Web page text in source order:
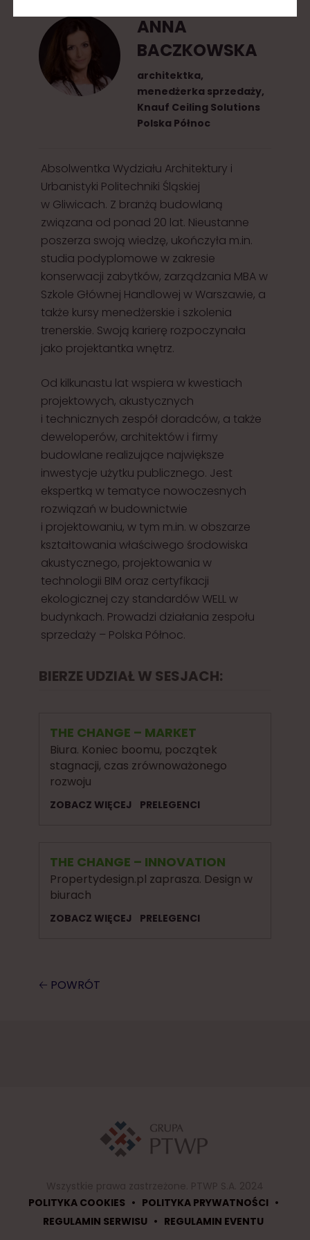
ANNA
BACZKOWSKA
architektka,
menedżerka sprzedaży,
Knauf Ceiling Solutions
Polska Północ
Absolwentka Wydziału Architektury i
Urbanistyki Politechniki Śląskiej
w Gliwicach. Z branżą budowlaną
związana od ponad 20 lat. Nieustanne
poszerza swoją wiedzę, ukończyła m.in.
studia podyplomowe w zakresie
konserwacji zabytków, zarządzania MBA w
Szkole Głównej Handlowej w Warszawie, a
także kursy menedżerskie i szkolenia
trenerskie. Swoją karierę rozpoczynała
jako projektantka wnętrz.
Od kilkunastu lat wspiera w kwestiach
projektowych, akustycznych
i technicznych zespół doradców, a także
deweloperów, architektów i firmy
budowlane realizujące największe
inwestycje użytku publicznego. Jest
ekspertką w tematyce nowoczesnych
rozwiązań w budownictwie
i projektowaniu, w tym m.in. w obszarze
kształtowania właściwego środowiska
akustycznego, projektowania w
technologii BIM oraz certyfikacji
ekologicznej czy standardów WELL w
budynkach. Prowadzi działania zespołu
sprzedaży – Polska Północ.
BIERZE UDZIAŁ W SESJACH:
THE CHANGE – MARKET
Biura. Koniec boomu, początek
stagnacji, czas zrównoważonego
rozwoju
ZOBACZ WIĘCEJ PRELEGENCI
THE CHANGE – INNOVATION
Propertydesign.pl zaprasza. Design w
biurach
ZOBACZ WIĘCEJ PRELEGENCI
🡠 POWRÓT
POLITYKA COOKIES • POLITYKA PRYWATNOŚCI •
REGULAMIN SERWISU • REGULAMIN EVENTU